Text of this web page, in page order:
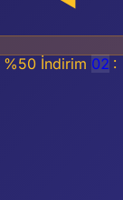
%50 İndirim 02 :